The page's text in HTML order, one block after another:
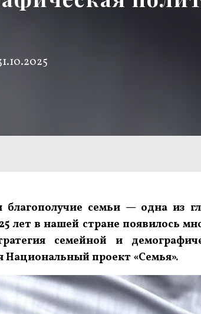
благополучие семьи — одна из
лет в нашей стране появилось
семейной и
Национальный проект «Семья».